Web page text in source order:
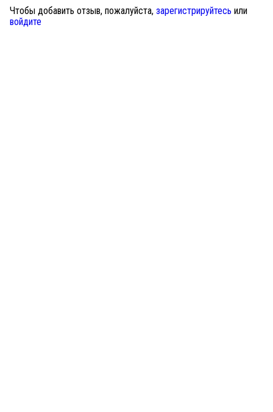
Чтобы добавить отзыв, пожалуйста, зарегистрируйтесь или
войдите